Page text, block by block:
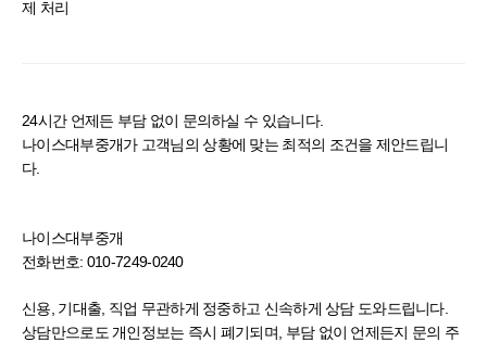
제 처리
24시간 언제든 부담 없이 문의하실 수 있습니다.
나이스대부중개가 고객님의 상황에 맞는 최적의 조건을 제안드립니
다.
나이스대부중개
전화번호: 010-7249-0240
신용, 기대출, 직업 무관하게 정중하고 신속하게 상담 도와드립니다.
상담만으로도 개인정보는 즉시 폐기되며, 부담 없이 언제든지 문의 주